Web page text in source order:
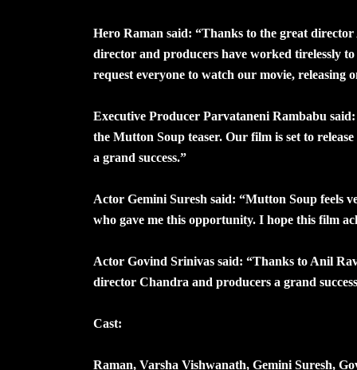
Hero Raman said: “Thanks to the great
director and producers have worked tirelessly
request everyone to watch our movie, releasing
Executive Producer Parvataneni Rambabu
the Mutton Soup teaser. Our film is set to
a grand success.”
Actor Gemini Suresh said: “Mutton Soup feels
who gave me this opportunity. I hope this film
Actor Govind Srinivas said: “Thanks to Anil
director Chandra and producers a grand
Cast:
Raman, Varsha Vishwanath, Gemini Suresh,